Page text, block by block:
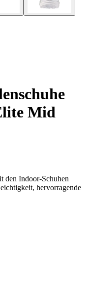
Mid
den Indoor-Schuhen
hervorragende